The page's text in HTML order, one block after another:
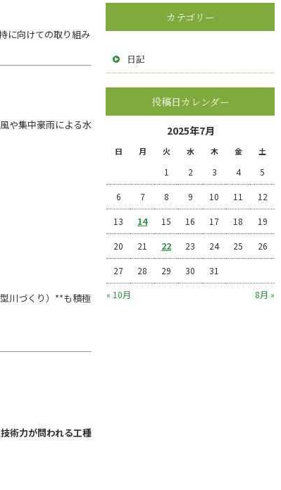
に向けての取り組み
や集中豪雨による水
川づくり）**も積極
技術力が問われる工種
カテゴリー
日記
投稿日カレンダー
2025年7月
日 月 火 水 木 金 土
« 10月 8月 »
1 2 3 4 5
6 7 8 9 10 11 12
13 14 15 16 17 18 19
20 21 22 23 24 25 26
27 28 29 30 31